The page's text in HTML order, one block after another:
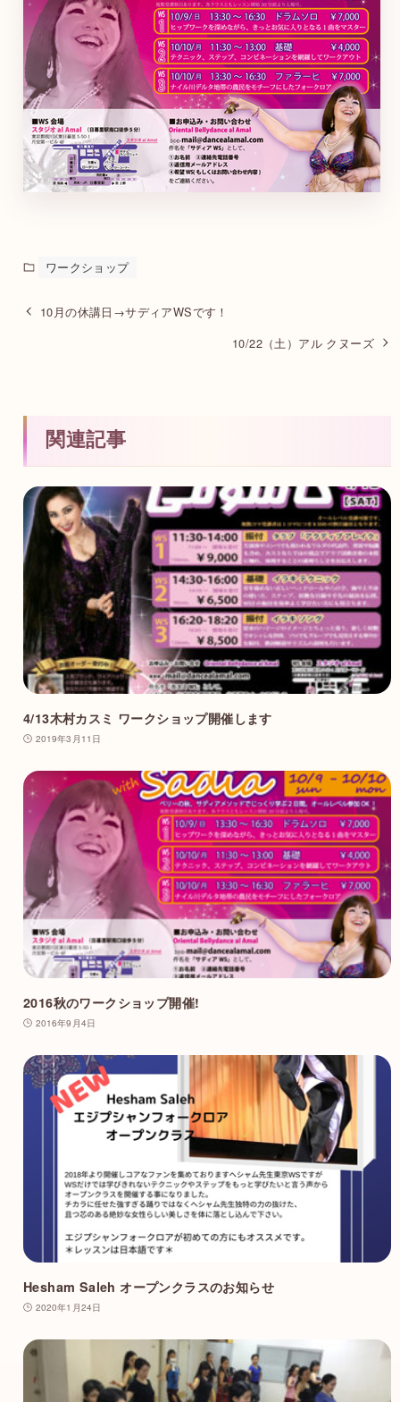
ワークショップ
10月の休講日→サディアWSです！
10/22（土）アル クヌーズ
関連記事
4/13木村カスミ ワークショップ開催します
2019年3月11日
2016秋のワークショップ開催!
2016年9月4日
Hesham Saleh オープンクラスのお知らせ
2020年1月24日